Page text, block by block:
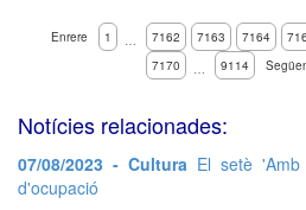
Enrere 1 … 7162 7163 7164
7170
… 9114
Notícies relacionades:
07/08/2023 - CulturaEl setè 'Amb
d'ocupació